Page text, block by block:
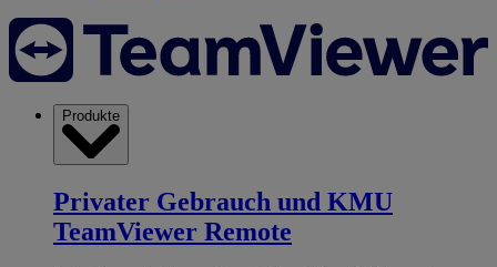
Produkte
Privater Gebrauch und KMU
TeamViewer Remote